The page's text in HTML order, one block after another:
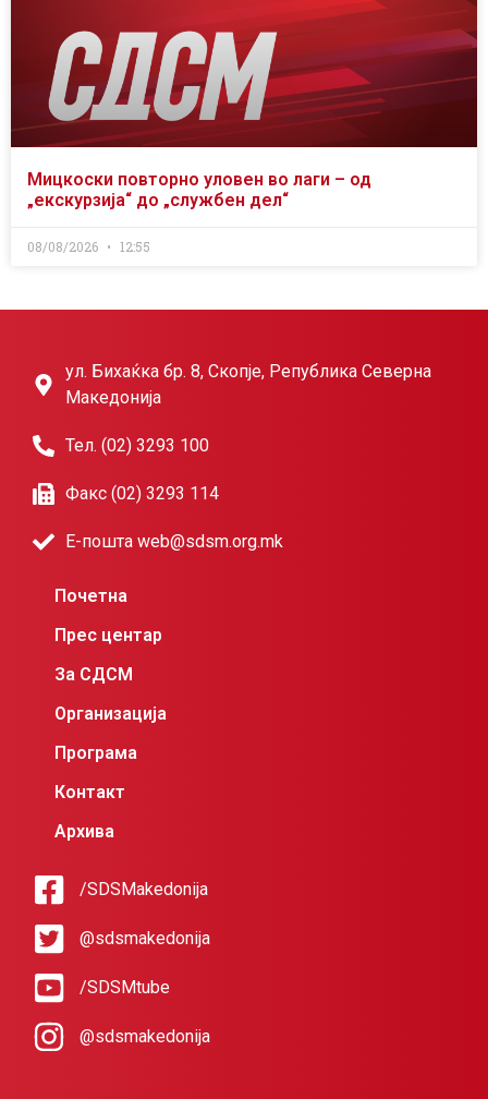
Мицкоски повторно уловен во лаги – од
„екскурзија“ до „службен дел“
08/08/2026 12:55
ул. Бихаќка бр. 8, Скопје, Република Северна
Македонија
Тел. (02) 3293 100
Факс (02) 3293 114
Е-пошта web@sdsm.org.mk
Почетна
Прес центар
За СДСМ
Организација
Програма
Контакт
Архива
/SDSMakedonija
@sdsmakedonija
/SDSMtube
@sdsmakedonija